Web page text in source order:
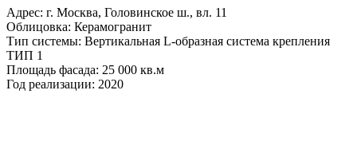
Адрес: г. Москва, Головинское ш., вл. 11
Облицовка: Керамогранит
Тип системы: Вертикальная L-образная система крепления
ТИП 1
Площадь фасада: 25 000 кв.м
Год реализации: 2020